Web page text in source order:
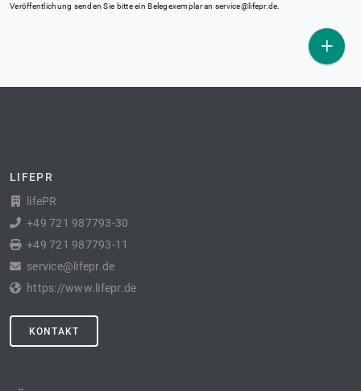
Veröffentlichung senden Sie bitte ein Belegexemplar an service@lifepr.de
LIFEPR
lifePR
+49 721 987793-30
+49 721 987793-11
service@lifepr.de
https://www.lifepr.de
KONTAKT